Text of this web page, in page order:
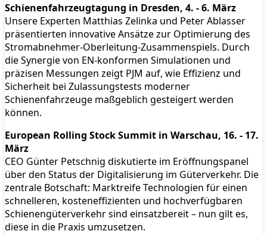
Schienenfahrzeugtagung in Dresden, 4. - 6. März
Unsere Experten Matthias Zelinka und Peter Ablasser
präsentierten innovative Ansätze zur Optimierung des
Stromabnehmer-Oberleitung-Zusammenspiels. Durch
die Synergie von EN-konformen Simulationen und
präzisen Messungen zeigt PJM auf, wie Effizienz und
Sicherheit bei Zulassungstests moderner
Schienenfahrzeuge maßgeblich gesteigert werden
können.
European Rolling Stock Summit in Warschau, 16. - 17.
März
CEO Günter Petschnig diskutierte im Eröffnungspanel
über den Status der Digitalisierung im Güterverkehr. Die
zentrale Botschaft: Marktreife Technologien für einen
schnelleren, kosteneffizienten und hochverfügbaren
Schienengüterverkehr sind einsatzbereit – nun gilt es,
diese in die Praxis umzusetzen.